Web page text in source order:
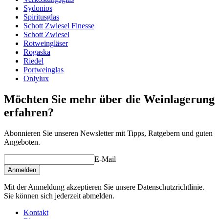
Produktserie
Definition
GlasWeißweinglas, Kristallglas
GlasartRiesling-Glas
Durchmesser (cm)
Kapazität (cl)
Sonstige
Sydonios
Spiritusglas
Schott Zwiesel Finesse
Schott Zwiesel
Rotweingläser
Rogaska
Riedel
Portweinglas
Onlylux
Möchten Sie mehr über die Weinlagerung
erfahren?
Abonnieren Sie unseren Newsletter mit Tipps, Ratgebern und guten
Angeboten.
E-Mail
Anmelden
Mit der Anmeldung akzeptieren Sie unsere Datenschutzrichtlinie.
Sie können sich jederzeit abmelden.
Kontakt